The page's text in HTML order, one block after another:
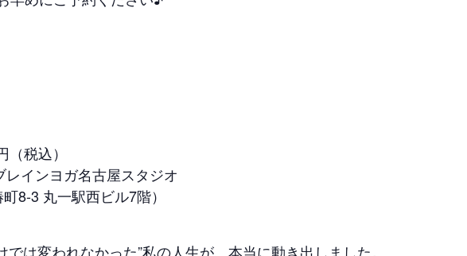
（税込）
レインヨガ名古屋スタジオ
8-3 丸一駅西ビル7階）
では変われなかった”私の人生が、本当に動き出しました。